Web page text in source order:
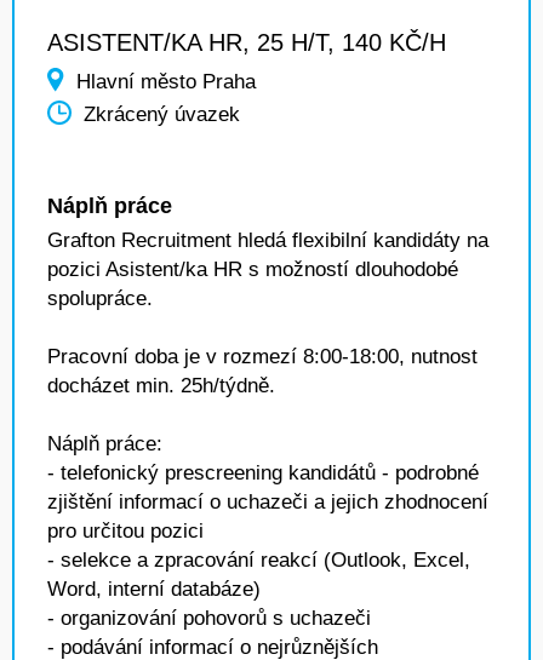
ASISTENT/KA HR, 25 H/T, 140 KČ/H
Hlavní město Praha
Zkrácený úvazek
Náplň práce
Grafton Recruitment hledá flexibilní kandidáty na
pozici Asistent/ka HR s možností dlouhodobé
spolupráce.
Pracovní doba je v rozmezí 8:00-18:00, nutnost
docházet min. 25h/týdně.
Náplň práce:
- telefonický prescreening kandidátů - podrobné
zjištění informací o uchazeči a jejich zhodnocení
pro určitou pozici
- selekce a zpracování reakcí (Outlook, Excel,
Word, interní databáze)
- organizování pohovorů s uchazeči
- podávání informací o nejrůznějších